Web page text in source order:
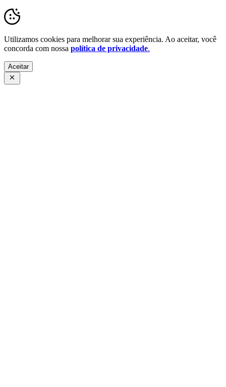
Utilizamos cookies para melhorar sua experiência. Ao aceitar, você
concorda com nossa política de privacidade.
Aceitar